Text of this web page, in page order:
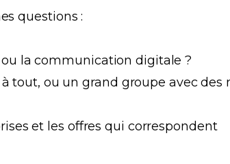
questions :
la communication digitale ?
tout, ou un grand groupe avec des
et les offres qui correspondent